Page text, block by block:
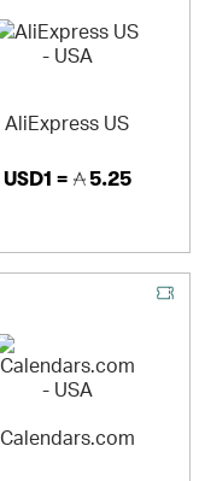
AliExpress US
USD1 = 5.25
Calendars.com